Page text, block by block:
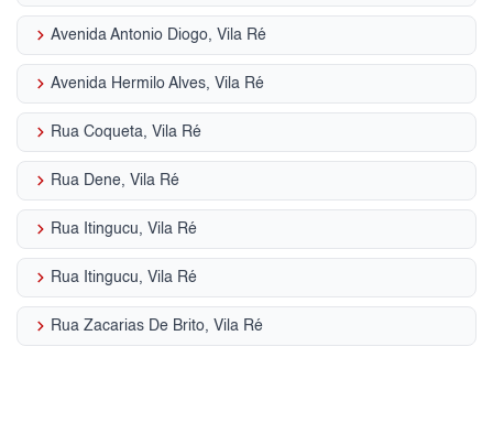
keyboard_arrow_right Avenida Antonio Diogo, Vila Ré
keyboard_arrow_right Avenida Hermilo Alves, Vila Ré
keyboard_arrow_right Rua Coqueta, Vila Ré
keyboard_arrow_right Rua Dene, Vila Ré
keyboard_arrow_right Rua Itingucu, Vila Ré
keyboard_arrow_right Rua Itingucu, Vila Ré
keyboard_arrow_right Rua Zacarias De Brito, Vila Ré